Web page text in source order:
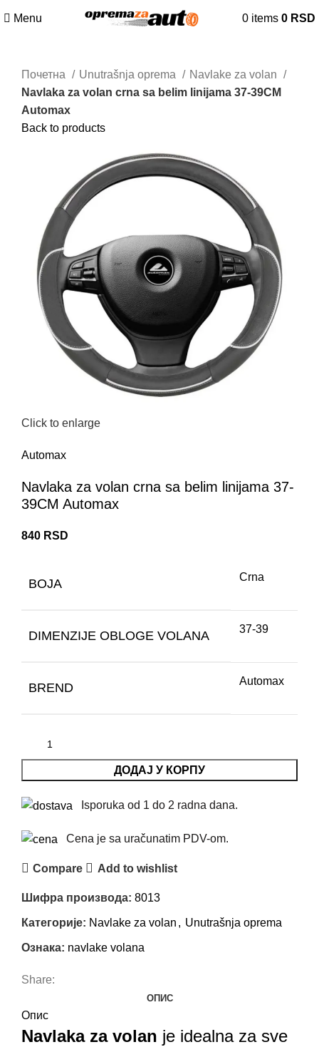
Menu 0 items 0 RSD
Почетна Unutrašnja oprema
Navlake za volan
Navlaka za volan crna sa belim linijama 37-39CM
Automax
Back to products
Click to enlarge
Automax
Navlaka za volan crna sa belim linijama 37-
39CM Automax
840 RSD
BOJA Crna
DIMENZIJE OBLOGE VOLANA 37-39
BREND Automax
ДОДАЈ У КОРПУ
Isporuka od 1 do 2 radna dana.
Cena je sa uračunatim PDV-om.
Compare Add to wishlist
Шифра производа: 8013
Категорије: Navlake za volan , Unutrašnja oprema
Ознака: navlake volana
Share:
ОПИС
Опис
Navlaka za volan je idealna za sve